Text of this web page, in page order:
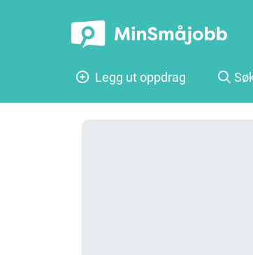
Legg ut oppdrag